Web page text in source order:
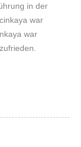
in der
war
war